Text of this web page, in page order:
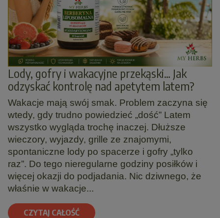
Lody, gofry i wakacyjne przekąski… Jak
odzyskać kontrolę nad apetytem latem?
Wakacje mają swój smak. Problem zaczyna się
wtedy, gdy trudno powiedzieć „dość” Latem
wszystko wygląda trochę inaczej. Dłuższe
wieczory, wyjazdy, grille ze znajomymi,
spontaniczne lody po spacerze i gofry „tylko
raz”. Do tego nieregularne godziny posiłków i
więcej okazji do podjadania. Nic dziwnego, że
właśnie w wakacje...
CZYTAJ CAŁOŚĆ